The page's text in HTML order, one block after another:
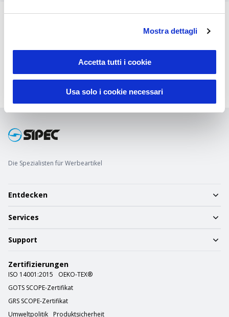
Mostra dettagli
Accetta tutti i cookie
Usa solo i cookie necessari
Hohe Qualität und
Kundenspezifische Artikel Kundendienstteam
Die Spezialisten für Werbeartikel
Entdecken
Services
Support
Zertifizierungen
ISO 14001:2015
OEKO-TEX®
GOTS SCOPE-Zertifikat
GRS SCOPE-Zertifikat
Umweltpolitik
Produktsicherheit